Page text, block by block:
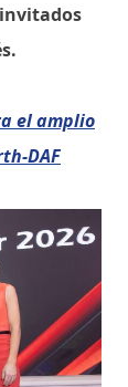
el amplio
DAF